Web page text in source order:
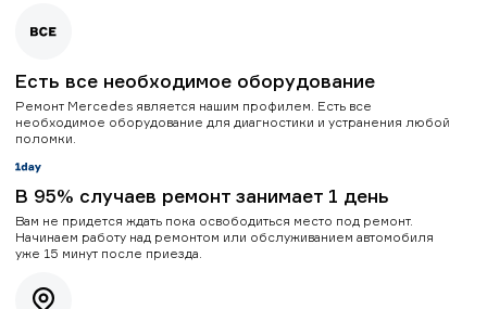
Есть все необходимое оборудование
Ремонт Mercedes является нашим профилем. Есть все
необходимое оборудование для диагностики и устранения любой
поломки.
В 95% случаев ремонт занимает 1 день
Вам не придется ждать пока освободиться место под ремонт.
Начинаем работу над ремонтом или обслуживанием автомобиля
уже 15 минут после приезда.